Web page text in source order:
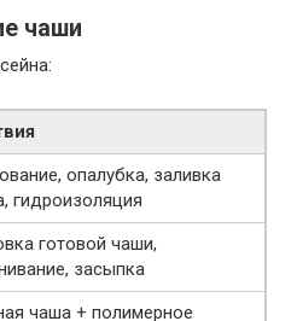
чаши
опалубка, заливка
гидроизоляция
готовой чаши,
засыпка
чаша + полимерное